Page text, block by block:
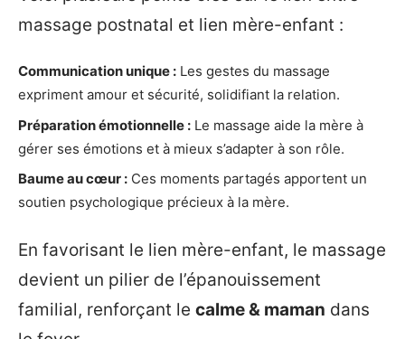
massage postnatal et lien mère-enfant :
Communication unique : Les gestes du massage
expriment amour et sécurité, solidifiant la relation.
Préparation émotionnelle : Le massage aide la mère à
gérer ses émotions et à mieux s’adapter à son rôle.
Baume au cœur : Ces moments partagés apportent un
soutien psychologique précieux à la mère.
En favorisant le lien mère-enfant, le massage
devient un pilier de l’épanouissement
familial, renforçant le calme & maman dans